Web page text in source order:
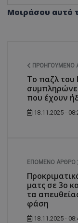
Μοιράσου αυτό
ΠΡΟΗΓΟΎΜΕΝΟ
Το παζλ του
που έχουν
18.11.2025 -
ΕΠΌΜΕΝΟ ΆΡΘΡΟ
ματς σε 3ο
τα
φάση
18.11.2025 -